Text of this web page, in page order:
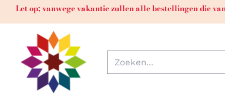
Cookievoorkeuren zijn momenteel gesloten.
Let op; vanwege vakantie zullen alle bestellingen die
Zoeken